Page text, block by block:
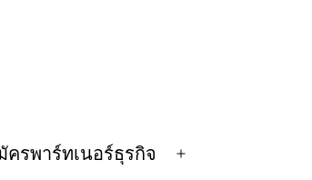
ครพาร์ทเนอร์ธุรกิจ